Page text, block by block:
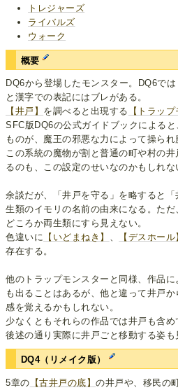
トレジャーズ
ライバルズ
ウォーク
概要
DQ6から登場したモンスター。DQ6で
と漢字での表記にはブレがある。
【井戸】 を調べると出現する 【トラッ
SFC版DQ6の公式ガイドブックによる
ものが、魔王の邪悪な力によって操られ
この系統の魔物が割と普通の町や村の
るのも、この設定のせいなのかもしれな
余談だが、「井戸を守る」を略すると
生類のイモリの名前の由来になる。た
どころか両生類にすら見えない。
色違いに 【いどまねき】 、 【デスホール
存在する。
他のトラップモンスターと同様、作品
も出ることはあるが、他と違って井戸
感を覚えるかもしれない。
少なくともそれらの作品では井戸も含め
後述の通り実際に井戸ごと移動する姿も
DQ4（リメイク版）
5章の 【古井戸の底】の井戸や、移民の